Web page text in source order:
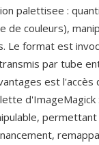
palettisee :
de couleurs),
Le format est
par tube
est